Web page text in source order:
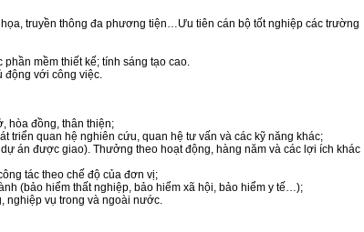
truyền thông đa phương tiện…Ưu tiên cán bộ tốt nghiệp các trường
mềm thiết kế; tính sáng tạo cao.
động với công việc.
hòa đồng, thân thiện;
triển quan hệ nghiên cứu, quan hệ tư vấn và các kỹ năng khác;
án được giao). Thưởng theo hoạt động, hàng năm và các lợi ích khác
tác theo chế độ của đơn vị;
(bảo hiểm thất nghiệp, bảo hiểm xã hội, bảo hiểm y tế…);
nghiệp vụ trong và ngoài nước.